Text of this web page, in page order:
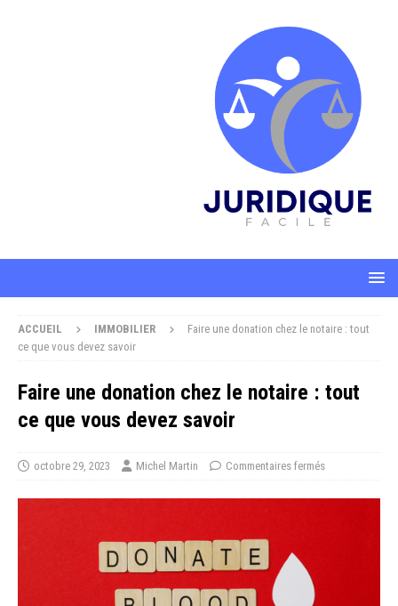
ACCUEIL IMMOBILIER
Faire une donation chez le notaire : tout
ce que vous devez savoir
Faire une donation chez le notaire : tout
ce que vous devez savoir
octobre 29, 2023 Michel Martin Commentaires fermés